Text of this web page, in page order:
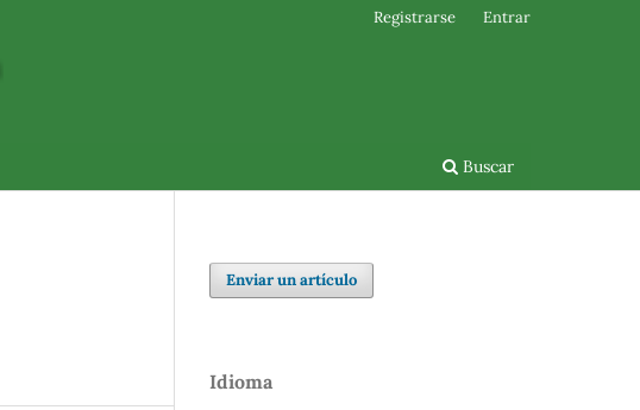
Buscar
Registrarse Entrar
Enviar un artículo
Idioma